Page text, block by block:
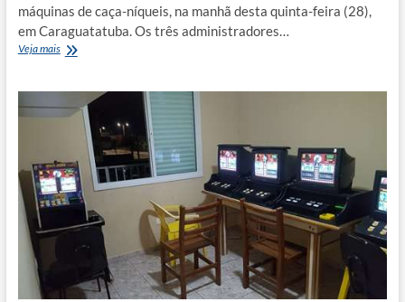
máquinas de caça-níqueis, na manhã desta quinta-feira (28),
em Caraguatatuba. Os três administradores…
Veja maisPolícia
20
máquinas
caça-
níqueis
e
prende
três